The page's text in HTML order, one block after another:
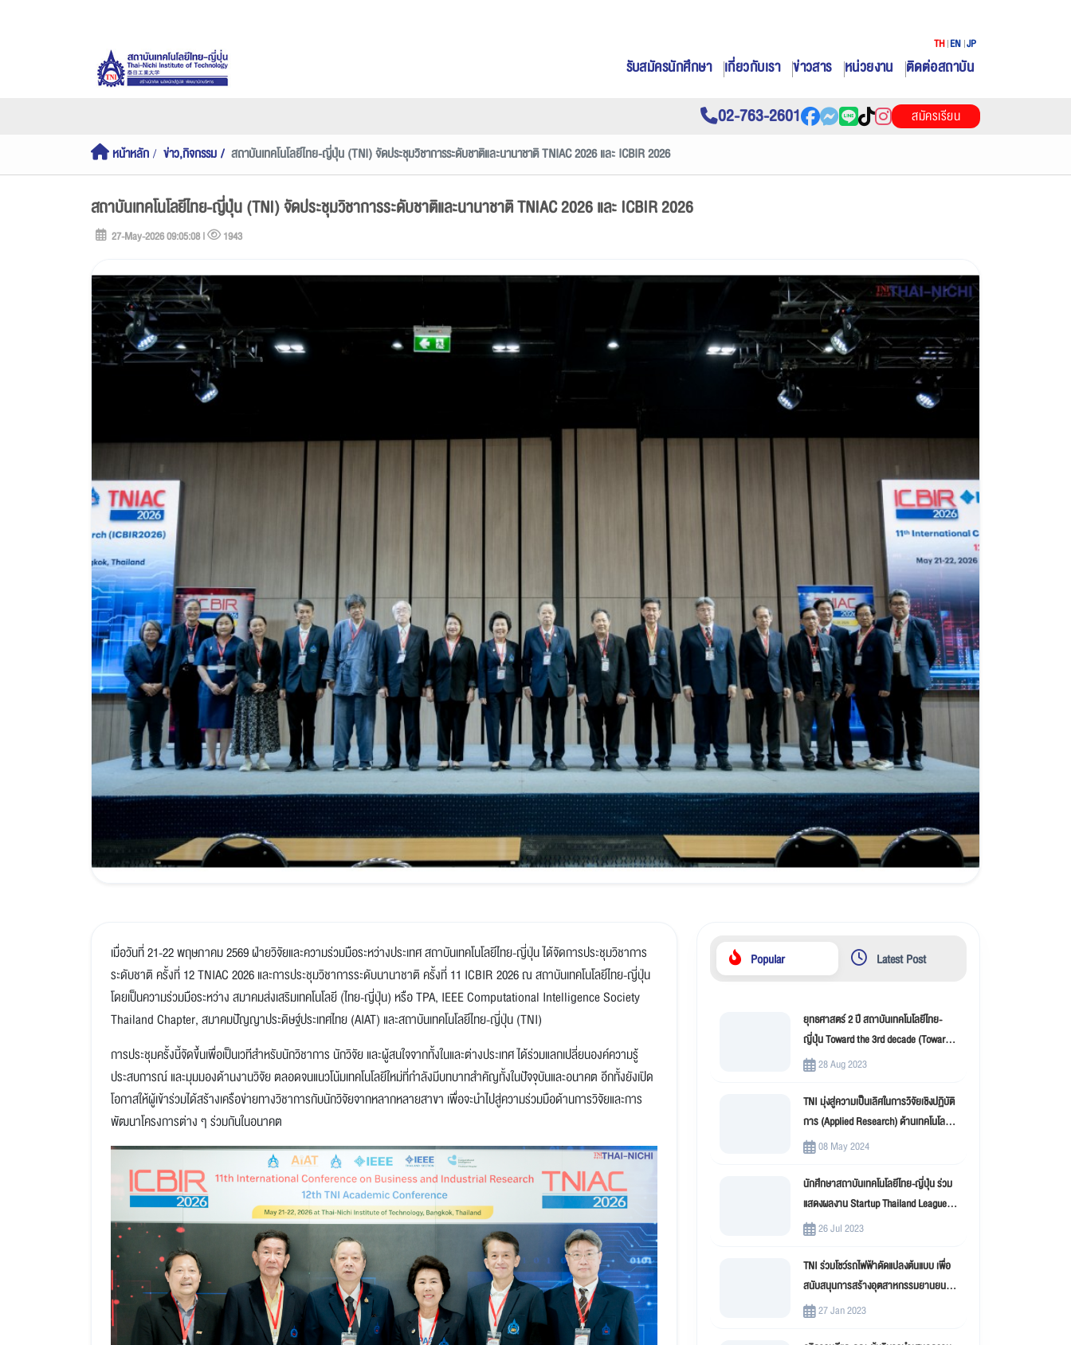
ติดต่อสถาบัน
สถาบันเทคโนโลยีไทย-ญี่ปุ่น (TNI) จัดประชุมวิชาการระดับชาติและนานาชาติ TNIAC 2026 และ ICBIR 2026
27-May-2026 09:05:08 | 1943
ระดับชาติ ครั้งที่ 12 TNIAC 2026 และการประชุมวิชาการระดับนานาชาติ ครั้งที่ 11 ICBIR 2026 ณ สถาบันเทคโนโลยีไทย-ญี่ปุ่น
โดยเป็นความร่วมมือระหว่าง สมาคมส่งเสริมเทคโนโลยี (ไทย-ญี่ปุ่น) หรือ TPA, IEEE Computational Intelligence Society
Thailand Chapter, สมาคมปัญญาประดิษฐ์ประเทศไทย (AIAT) และสถาบันเทคโนโลยีไทย-ญี่ปุ่น (TNI)
การประชุมครั้งนี้จัดขึ้นเพื่อเป็นเวทีสำหรับนักวิชาการ นักวิจัย และผู้สนใจจากทั้งในและต่างประเทศ ได้ร่วมแลกเปลี่ยนองค์ความรู้
ประสบการณ์ และมุมมองด้านงานวิจัย ตลอดจนแนวโน้มเทคโนโลยีใหม่ที่กำลังมีบทบาทสำคัญทั้งในปัจจุบันและอนาคต อีกทั้งยังเปิด
โอกาสให้ผู้เข้าร่วมได้สร้างเครือข่ายทางวิชาการกับนักวิจัยจากหลากหลายสาขา เพื่อจะนำไปสู่ความร่วมมือด้านการวิจัยและการ
พัฒนาโครงการต่าง ๆ ร่วมกันในอนาคต
ญี่ปุ่น Toward the 3rd decade (Toward
New Innovation –TNI)
28 Aug 2023
TNI มุ่งสู่ความเป็นเลิศในการวิจัยเชิงปฏิบัติ
การ (Applied Research) ด้านเทคโนโลยี
สารสนเทศ
08 May 2024
นักศึกษาสถาบันเทคโนโลยีไทย-ญี่ปุ่น ร่วม
แสดงผลงาน Startup Thailand League
202326 Jul 2023
TNI ร่วมโชว์รถไฟฟ้าดัดแปลงต้นแบบ เพื่อ
สนับสนุนการสร้างอุตสาหกรรมยานยนต์
ไฟฟ้าดัดแปลง (EV Conversion)
27 Jan 2023
อธิการบดีและคณะผู้บริหารนำเสนอความ
ก้าวหน้าในโครงการพัฒนาสถาบัน เพื่อขับ